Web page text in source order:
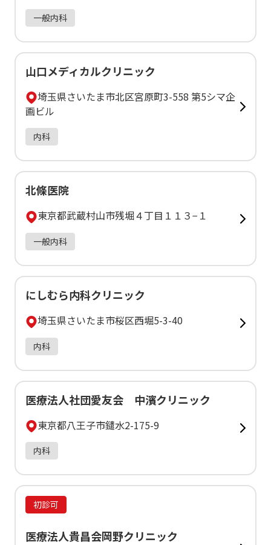
一般内科
山口メディカルクリニック
埼玉県さいたま市北区宮原町3-558 第5シマ企
画ビル
内科
北條医院
東京都武蔵村山市残堀４丁目１１３−１
一般内科
にしむら内科クリニック
埼玉県さいたま市桜区西堀5-3-40
内科
医療法人社団愛友会 中濱クリニック
東京都八王子市鑓水2-175-9
内科
初診可
医療法人貴昌会岡野クリニック